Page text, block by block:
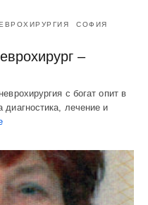
СОФИЯ
–
с богат опит в
лечение и